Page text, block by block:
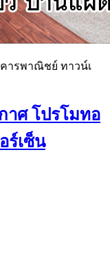
ารพาณิชย์ ทาวน์เ
าศ โปรโมทอ
ร์เซ็น